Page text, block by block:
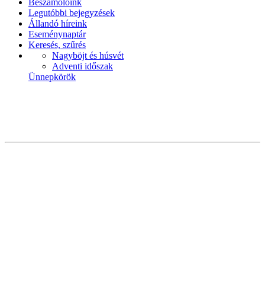
Beszámolóink
Legutóbbi bejegyzések
Állandó híreink
Eseménynaptár
Keresés, szűrés
Nagyböjt és húsvét
Adventi időszak
Ünnepkörök